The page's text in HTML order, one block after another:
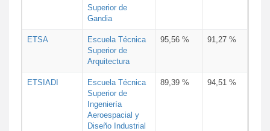
Superior de
Gandia
ETSA
Escuela Técnica
Superior de
Arquitectura
95,56 % 91,27 %
ETSIADI
Escuela Técnica
Superior de
Ingeniería
Aeroespacial y
Diseño Industrial
89,39 % 94,51 %